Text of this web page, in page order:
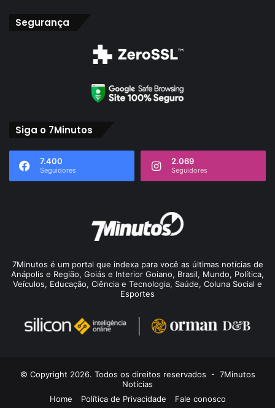
Segurança
Siga o 7Minutos
7.400
Seguidores
2.069
Seguidores
7Minutos é um portal que indexa para você as últimas notícias de
Anápolis e Região, Goiás e Interior Goiano, Brasil, Mundo, Política,
Veículos, Educação, Ciência e Tecnologia, Saúde, Coluna Social e
Esportes
© Copyright 2026. Todos os direitos reservados - 7Minutos
Notícias
Home
Política de Privacidade Fale conosco